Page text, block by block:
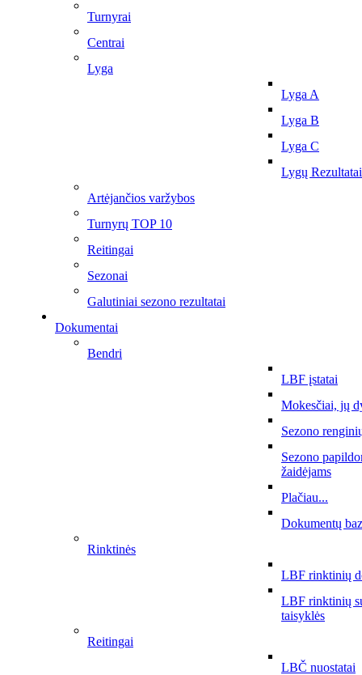
Turnyrai
Centrai
Lyga
Lyga A
Lyga B
Lyga C
Lygų Rezultatai
Artėjančios varžybos
Turnyrų TOP 10
Reitingai
Sezonai
Galutiniai sezono rezultatai
Dokumentai
Bendri
LBF įstatai
Mokesčiai, jų
Sezono
Sezono
žaidėjams
Plačiau...
Dokumentų
Rinktinės
LBF rinktinių
LBF rinktinių
taisyklės
Reitingai
LBČ nuostatai